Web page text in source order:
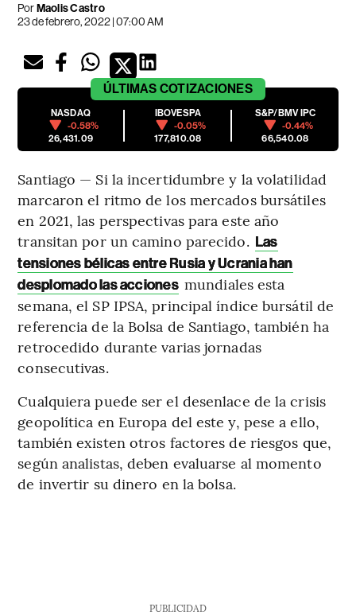
PorMaolis Castro
23 de febrero, 2022 | 07:00 AM
ÚLTIMAS COTIZACIONES
NASDAQ
-0.58%
26,431.09
IBOVESPA
-0.05%
177,810.08
S&P/BMV IPC
-0.44%
66,540.08
Santiago — Si la incertidumbre y la volatilidad
marcaron el ritmo de los mercados bursátiles
en 2021, las perspectivas para este año
transitan por un camino parecido. Las
tensiones bélicas entre Rusia y Ucrania han
desplomado las acciones mundiales esta
semana, el SP IPSA, principal índice bursátil de
referencia de la Bolsa de Santiago, también ha
retrocedido durante varias jornadas
consecutivas.
Cualquiera puede ser el desenlace de la crisis
geopolítica en Europa del este y, pese a ello,
también existen otros factores de riesgos que,
según analistas, deben evaluarse al momento
de invertir su dinero en la bolsa.
PUBLICIDAD